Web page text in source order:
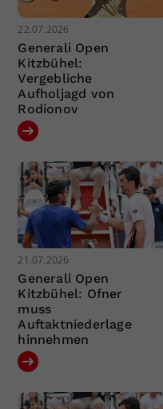
22.07.2026
Generali Open
Kitzbühel:
Vergebliche
Aufholjagd von
Rodionov
21.07.2026
Generali Open
Kitzbühel: Ofner
muss
Auftaktniederlage
hinnehmen